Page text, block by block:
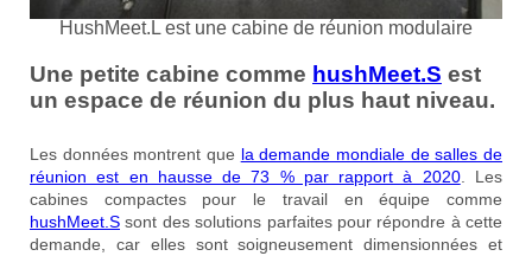
HushMeet.L est une cabine de réunion modulaire
Une petite cabine comme hushMeet.S est
un espace de réunion du plus haut niveau.
Les données montrent que la demande mondiale de salles de
réunion est en hausse de 73 % par rapport à 2020. Les
cabines compactes pour le travail en équipe comme
hushMeet.S sont des solutions parfaites pour répondre à cette
demande, car elles sont soigneusement dimensionnées et